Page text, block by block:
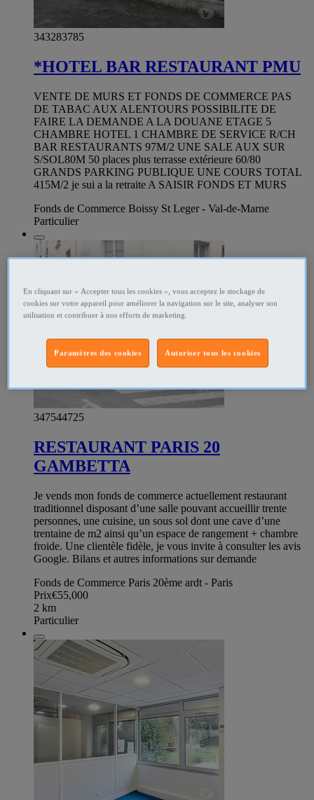
343283785
*HOTEL BAR RESTAURANT PMU
VENTE DE MURS ET FONDS DE COMMERCE PAS
DE TABAC AUX ALENTOURS POSSIBILITE DE
FAIRE LA DEMANDE A LA DOUANE ETAGE 5
CHAMBRE HOTEL 1 CHAMBRE DE SERVICE R/CH
BAR RESTAURANTS 97M/2 UNE SALE AUX SUR
S/SOL80M 50 places plus terrasse extérieure 60/80
GRANDS PARKING PUBLIQUE UNE COURS TOTAL
415M/2 je sui a la retraite A SAISIR FONDS ET MURS
Fonds de Commerce Boissy St Leger - Val-de-Marne
Particulier
347544725
RESTAURANT PARIS 20
GAMBETTA
Je vends mon fonds de commerce actuellement restaurant
traditionnel disposant d’une salle pouvant accueillir trente
personnes, une cuisine, un sous sol dont une cave d’une
trentaine de m2 ainsi qu’un espace de rangement + chambre
froide. Une clientèle fidèle, je vous invite à consulter les avis
Google. Bilans et autres informations sur demande
Fonds de Commerce Paris 20ème ardt - Paris
Prix€55,000
2 km
Particulier
En cliquant sur « Accepter tous les cookies », vous acceptez le stockage de
cookies sur votre appareil pour améliorer la navigation sur le site, analyser son
utilisation et contribuer à nos efforts de marketing.
Autoriser tous les cookies
Paramètres des cookies